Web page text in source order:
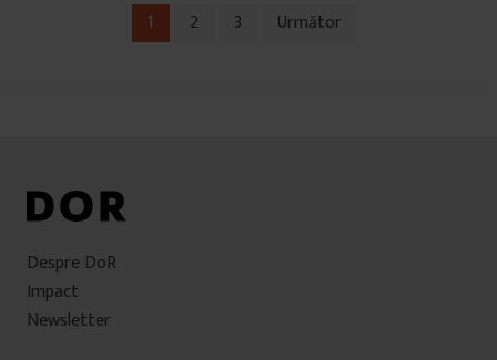
Navigare
1 2 3 Următor
Despre DoR
Impact
Newsletter